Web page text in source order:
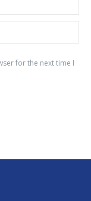
for the next time I